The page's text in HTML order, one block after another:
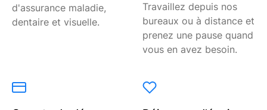
d'assurance maladie,
dentaire et visuelle.
Travaillez depuis nos
bureaux ou à distance et
prenez une pause quand
vous en avez besoin.